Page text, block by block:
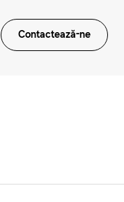
Contactează-ne